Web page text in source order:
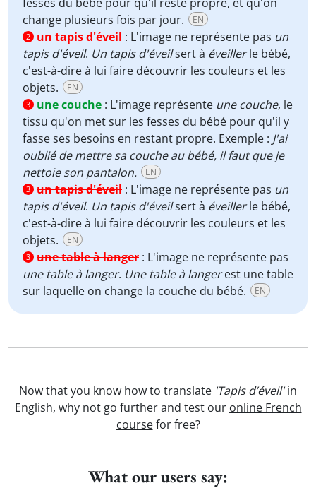
change plusieurs fois par jour.
EN
2 un tapis d'éveil : L'image ne représente pas un
tapis d'éveil. Un tapis d'éveilsert à éveillerle bébé,
c'est-à-dire à lui faire découvrir les couleurs et les
objets.
EN
3 une couche : L'image représente une couche, le
tissu qu'on met sur les fesses du bébé pour qu'il y
fasse ses besoins en restant propre. Exemple : J'ai
oublié de mettre sa couche au bébé, il faut que je
nettoie son pantalon.
EN
3 un tapis d'éveil : L'image ne représente pas un
tapis d'éveil. Un tapis d'éveilsert à éveillerle bébé,
c'est-à-dire à lui faire découvrir les couleurs et les
objets.
EN
3 une table à langer : L'image ne représente pas
une table à langer. Une table à langerest une table
sur laquelle on change la couche du bébé.
EN
Now that you know how to translate 'Tapis d’éveil'in
English, why not go further and test our online French
coursefor free?
What our users say: